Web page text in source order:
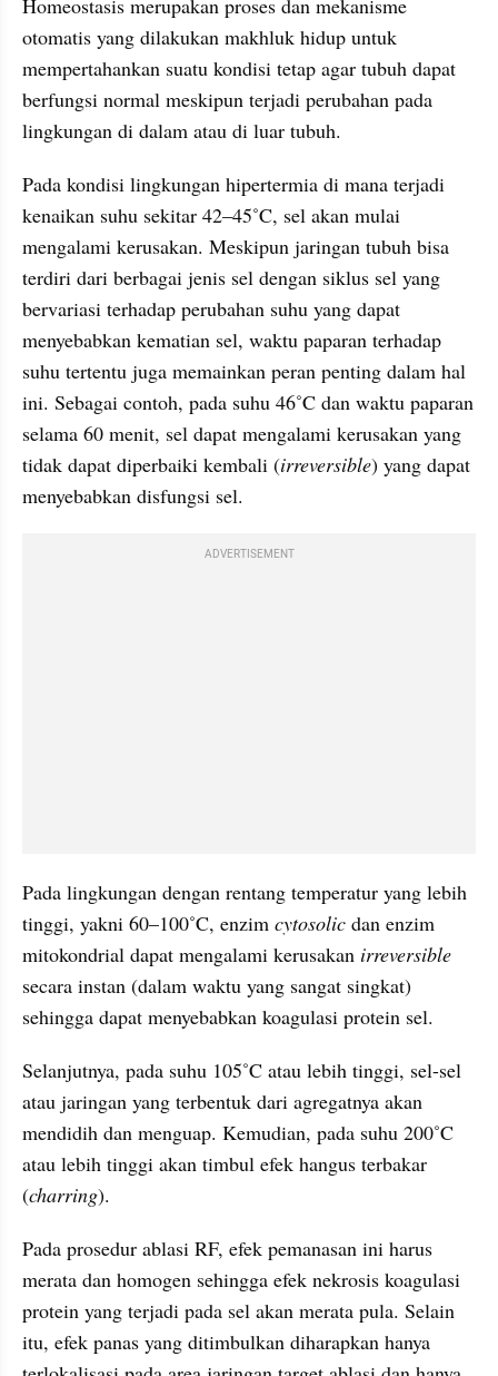
Homeostasis merupakan proses dan mekanisme
otomatis yang dilakukan makhluk hidup untuk
mempertahankan suatu kondisi tetap agar tubuh dapat
berfungsi normal meskipun terjadi perubahan pada
lingkungan di dalam atau di luar tubuh.
Pada kondisi lingkungan hipertermia di mana terjadi
kenaikan suhu sekitar 42–45˚C, sel akan mulai
mengalami kerusakan. Meskipun jaringan tubuh bisa
terdiri dari berbagai jenis sel dengan siklus sel yang
bervariasi terhadap perubahan suhu yang dapat
menyebabkan kematian sel, waktu paparan terhadap
suhu tertentu juga memainkan peran penting dalam hal
ini. Sebagai contoh, pada suhu 46˚C dan waktu paparan
selama 60 menit, sel dapat mengalami kerusakan yang
tidak dapat diperbaiki kembali (irreversible) yang dapat
menyebabkan disfungsi sel.
ADVERTISEMENT
Pada lingkungan dengan rentang temperatur yang lebih
tinggi, yakni 60–100˚C, enzim cytosolic dan enzim
mitokondrial dapat mengalami kerusakan
secara instan (dalam waktu yang sangat singkat)
sehingga dapat menyebabkan koagulasi protein sel.
Selanjutnya, pada suhu 105˚C atau lebih tinggi, sel-sel
atau jaringan yang terbentuk dari agregatnya akan
mendidih dan menguap. Kemudian, pada suhu 200˚C
atau lebih tinggi akan timbul efek hangus terbakar
(charring).
Pada prosedur ablasi RF, efek pemanasan ini harus
merata dan homogen sehingga efek nekrosis koagulasi
protein yang terjadi pada sel akan merata pula. Selain
itu, efek panas yang ditimbulkan diharapkan hanya